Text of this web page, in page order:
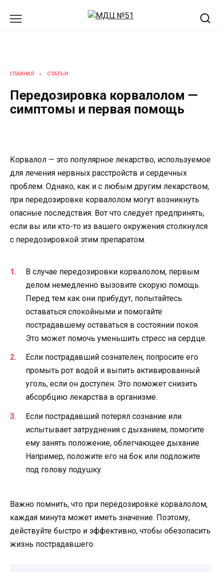
ГЛАВНАЯ » СТАТЬИ
Передозировка корвалолом —
симптомы и первая помощь
Корвалол — это популярное лекарство, используемое
для лечения нервных расстройств и сердечных
проблем. Однако, как и с любым другим лекарством,
при передозировке корвалолом могут возникнуть
опасные последствия. Вот что следует предпринять,
если вы или кто-то из вашего окружения столкнулся
с передозировкой этим препаратом.
В случае передозировки корвалолом, первым
делом немедленно вызовите скорую помощь.
Перед тем как они прибудут, попытайтесь
оставаться спокойными и помогайте
пострадавшему оставаться в состоянии покоя.
Это может помочь уменьшить стресс на сердце.
Если пострадавший сознателен, попросите его
промыть рот водой и выпить активированный
уголь, если он доступен. Это поможет снизить
абсорбцию лекарства в организме.
Если пострадавший потерял сознание или
испытывает затруднения с дыханием, помогите
ему занять положение, облегчающее дыхание.
Например, положите его на бок или подложите
под голову подушку.
Важно помнить, что при передозировке корвалолом,
каждая минута может иметь значение. Поэтому,
действуйте быстро и эффективно, чтобы обезопасить
жизнь пострадавшего.